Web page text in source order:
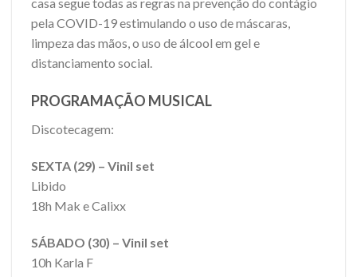
pela COVID-19 estimulando o uso de máscaras,
limpeza das mãos, o uso de álcool em gel e
distanciamento social.
PROGRAMAÇÃO MUSICAL
Discotecagem:
SEXTA (29) – Vinil set
Libido
18h Mak e Calixx
SÁBADO (30) – Vinil set
10h Karla F